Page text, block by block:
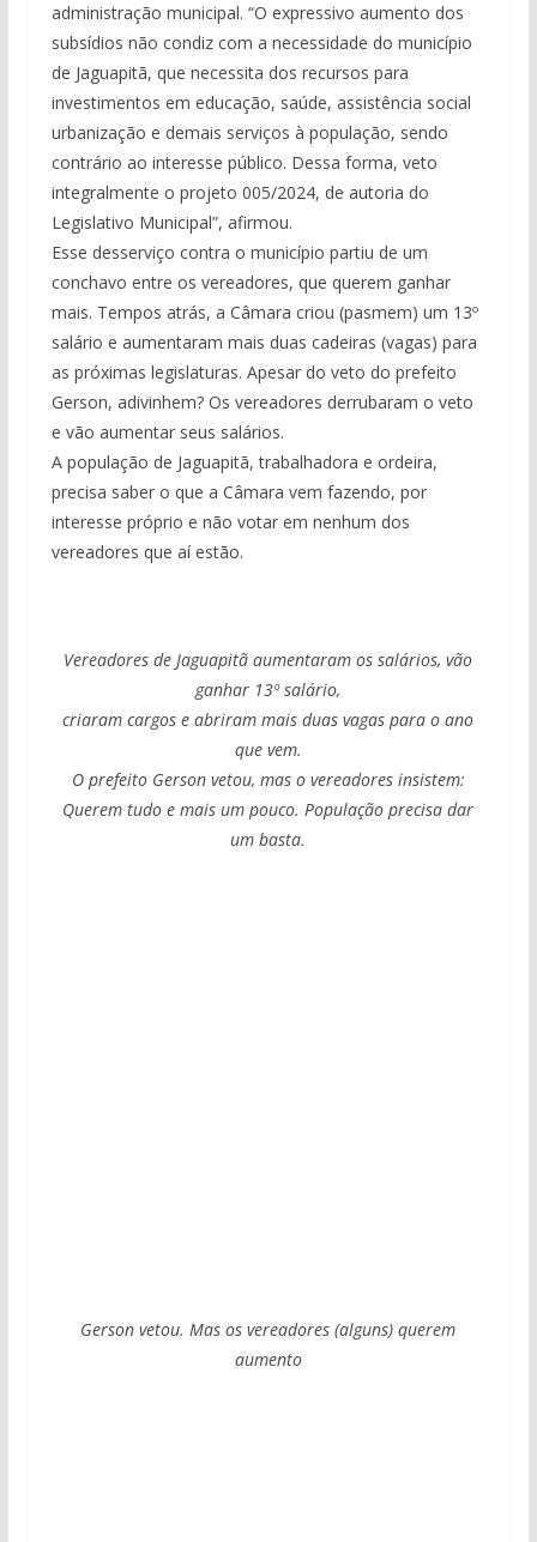
administração municipal. “O expressivo aumento dos
subsídios não condiz com a necessidade do município
de Jaguapitã, que necessita dos recursos para
investimentos em educação, saúde, assistência social
urbanização e demais serviços à população, sendo
contrário ao interesse público. Dessa forma, veto
integralmente o projeto 005/2024, de autoria do
Legislativo Municipal”, afirmou.
Esse desserviço contra o município partiu de um
conchavo entre os vereadores, que querem ganhar
mais. Tempos atrás, a Câmara criou (pasmem) um 13º
salário e aumentaram mais duas cadeiras (vagas) para
as próximas legislaturas. Apesar do veto do prefeito
Gerson, adivinhem? Os vereadores derrubaram o veto
e vão aumentar seus salários.
A população de Jaguapitã, trabalhadora e ordeira,
precisa saber o que a Câmara vem fazendo, por
interesse próprio e não votar em nenhum dos
vereadores que aí estão.
Vereadores de Jaguapitã aumentaram os salários, vão
ganhar 13º salário,
criaram cargos e abriram mais duas vagas para o ano
que vem.
O prefeito Gerson vetou, mas o vereadores insistem:
Querem tudo e mais um pouco. População precisa dar
um basta.
Gerson vetou. Mas os vereadores (alguns) querem
aumento